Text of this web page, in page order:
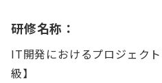
研修名称：
IT開発におけるプロジェク
級】